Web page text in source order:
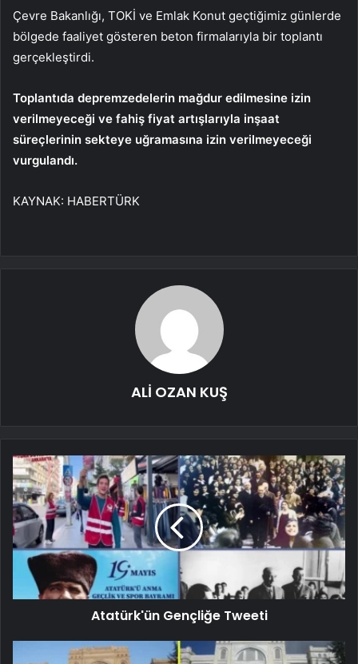
Çevre Bakanlığı, TOKİ ve Emlak Konut geçtiğimiz günlerde
bölgede faaliyet gösteren beton firmalarıyla bir toplantı
gerçekleştirdi.
Toplantıda depremzedelerin mağdur edilmesine izin
verilmeyeceği ve fahiş fiyat artışlarıyla inşaat
süreçlerinin sekteye uğramasına izin verilmeyeceği
vurgulandı.
KAYNAK: HABERTÜRK
ALİ OZAN KUŞ
Atatürk'ün Gençliğe Tweeti